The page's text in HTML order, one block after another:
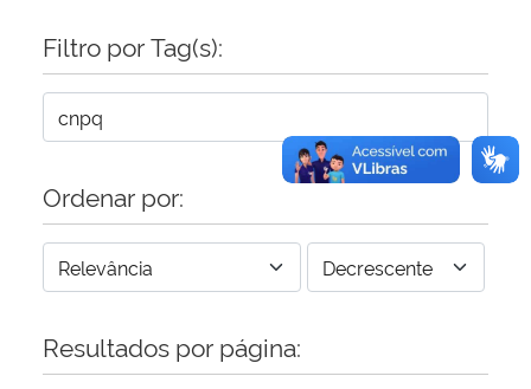
Filtro por Tag(s):
Ordenar por:
Resultados por página: